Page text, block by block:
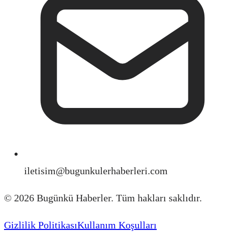
iletisim@bugunkulerhaberleri.com
© 2026 Bugünkü Haberler. Tüm hakları saklıdır.
Gizlilik PolitikasıKullanım Koşulları